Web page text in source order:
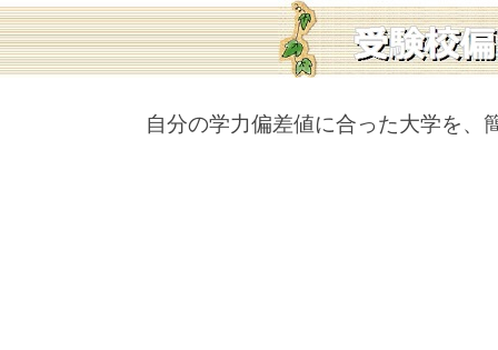
自分の学力偏差値に合った大学を、